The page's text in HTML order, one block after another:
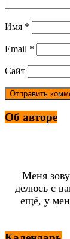
Имя *
Email *
Сайт
Об авторе
Меня
делюсь с
ещё, у